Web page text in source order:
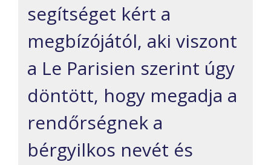
segítséget kért a
megbízójától, aki viszont
a Le Parisien szerint úgy
döntött, hogy megadja a
rendőrségnek a
bérgyilkos nevét és